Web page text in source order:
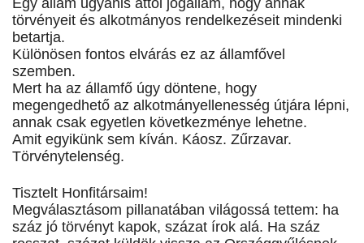
Egy állam ugyanis attól jogállam, hogy annak
törvényeit és alkotmányos rendelkezéseit mindenki
betartja.
Különösen fontos elvárás ez az államfővel
szemben.
Mert ha az államfő úgy döntene, hogy
megengedhető az alkotmányellenesség útjára lépni,
annak csak egyetlen következménye lehetne.
Amit egyikünk sem kíván. Káosz. Zűrzavar.
Törvénytelenség.
Tisztelt Honfitársaim!
Megválasztásom pillanatában világossá tettem: ha
száz jó törvényt kapok, százat írok alá. Ha száz